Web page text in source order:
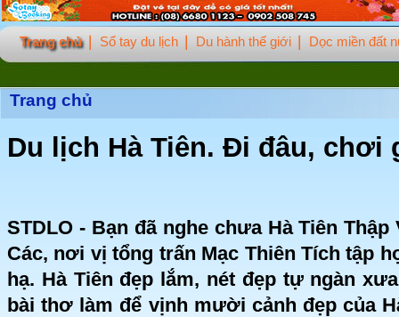
Trang chủ Sổ tay du lịch Du hành thế giới Dọc miền đất
Trang chủ
Du lịch Hà Tiên. Đi đâu, chơi
STDLO - Bạn đã nghe chưa Hà Tiên
Các, nơi vị tổng trấn Mạc Thiên Tích tập
hạ. Hà Tiên đẹp lắm, nét đẹp tự ngàn
bài thơ làm để vịnh mười cảnh đẹp của